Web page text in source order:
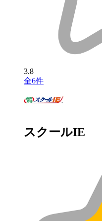
3.8
全6件
スクールIE